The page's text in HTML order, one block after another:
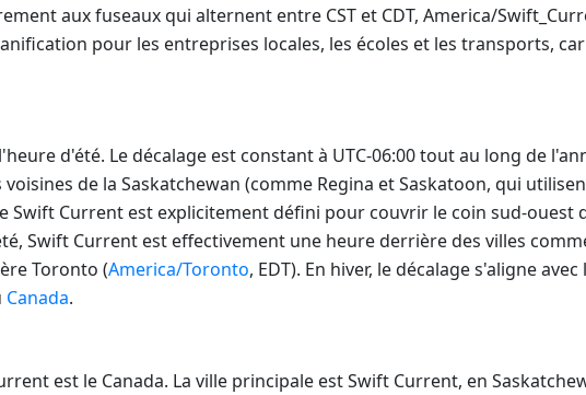
aux fuseaux qui alternent entre CST et CDT, America/
pour les entreprises locales, les écoles et les transports,
d'été. Le décalage est constant à UTC-06:00 tout au long de
de la Saskatchewan (comme Regina et Saskatoon, qui
Swift Current est explicitement défini pour couvrir le coin sud-ouest
Swift Current est effectivement une heure derrière des villes
Toronto (America/Toronto, EDT). En hiver, le décalage s'aligne
Canada.
est le Canada. La ville principale est Swift Current, en